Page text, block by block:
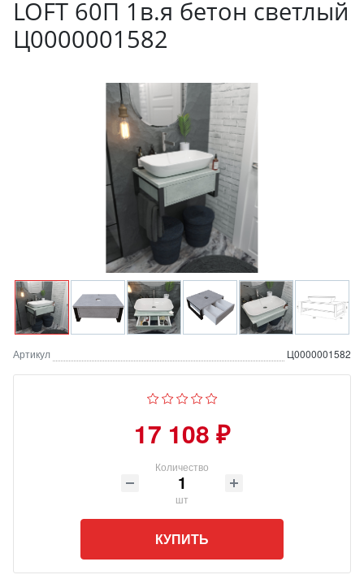
LOFT 60П 1в.я бетон светлый
Ц0000001582
Артикул Ц0000001582
17 108 ₽
Количество
шт
КУПИТЬ